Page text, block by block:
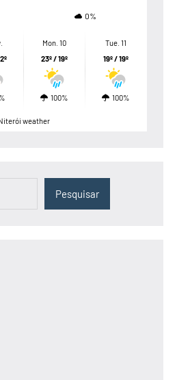
0%
Mon. 10
23º / 19º
100%
Tue. 11
19º / 19º
100%
weather
Pesquisar